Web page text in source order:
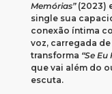
Memórias”(2023)
single sua
conexão íntima
voz, carregada
transforma “Se
que vai além do
escuta.